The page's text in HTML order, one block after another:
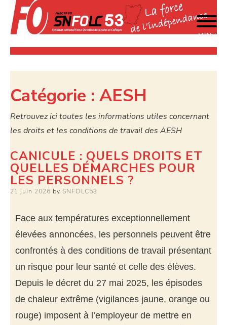
SNFOLC 53
La force de l'indépendance
MENU
Catégorie : AESH
Retrouvez ici toutes les informations utiles concernant
les droits et les conditions de travail des AESH
CANICULE : QUELS DROITS ET
QUELLES DÉMARCHES POUR
LES PERSONNELS ?
21 juin 2026 by SNFOLC53
Face aux températures exceptionnellement
élevées annoncées, les personnels peuvent être
confrontés à des conditions de travail présentant
un risque pour leur santé et celle des élèves.
Depuis le décret du 27 mai 2025, les épisodes
de chaleur extrême (vigilances jaune, orange ou
rouge) imposent à l’employeur de mettre en